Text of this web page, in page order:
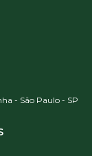
- São Paulo - SP